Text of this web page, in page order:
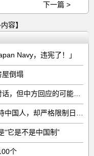
下一篇 >
容】
Navy，违宪了！」
倒塌
“它是不是中国制”
个